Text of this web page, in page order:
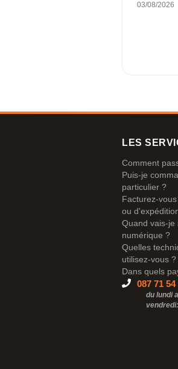
03/08/2026
LES
Comment
Puis-je
particulier ?
Facturez-
ou
Quand vais-je
numérique ?
Quelles
utilisez-vous ?
Dans quels
087 71 54
du lundi